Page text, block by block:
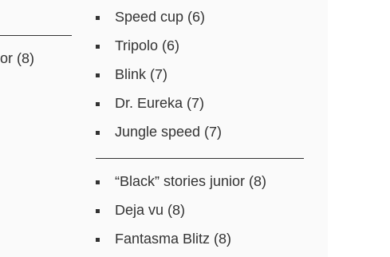
(8)
Speed cup (6)
Tripolo (6)
Blink (7)
Dr. Eureka (7)
Jungle speed (7)
“Black” stories junior (8)
Deja vu (8)
Fantasma Blitz (8)